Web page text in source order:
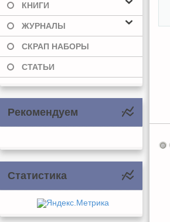
КНИГИ
ЖУРНАЛЫ
СКРАП НАБОРЫ
СТАТЬИ
Рекомендуем
Статистика